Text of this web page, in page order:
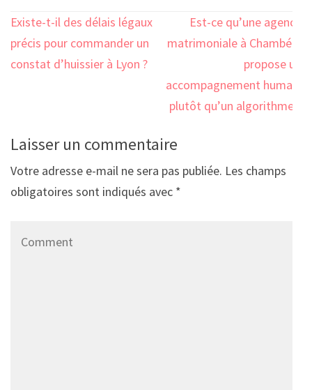
Navigation
de
l’article
Existe-t-il des délais légaux
précis pour commander un
constat d’huissier à Lyon ?
Est-ce qu’une agence
matrimoniale à Chambéry
propose un
accompagnement humain
plutôt qu’un algorithme ?
Laisser un commentaire
Votre adresse e-mail ne sera pas publiée. Les champs
obligatoires sont indiqués avec *